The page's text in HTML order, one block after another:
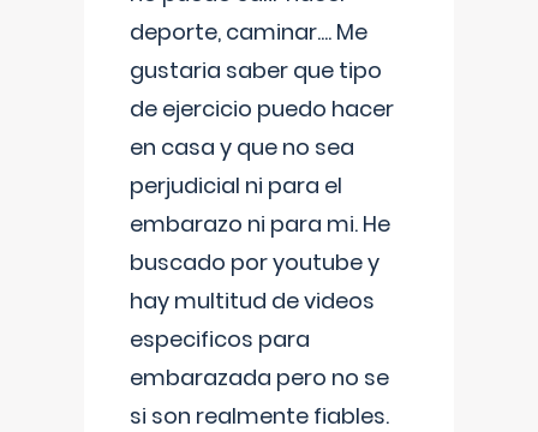
deporte, caminar.... Me
gustaria saber que tipo
de ejercicio puedo hacer
en casa y que no sea
perjudicial ni para el
embarazo ni para mi. He
buscado por youtube y
hay multitud de videos
especificos para
embarazada pero no se
si son realmente fiables.